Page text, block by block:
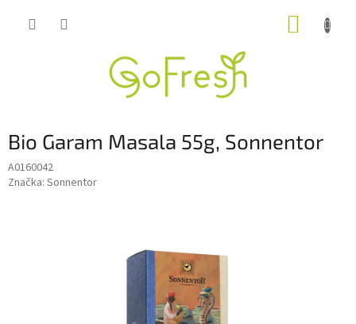
Bio Garam Masala 55g, Sonnentor
A0160042
Značka: Sonnentor